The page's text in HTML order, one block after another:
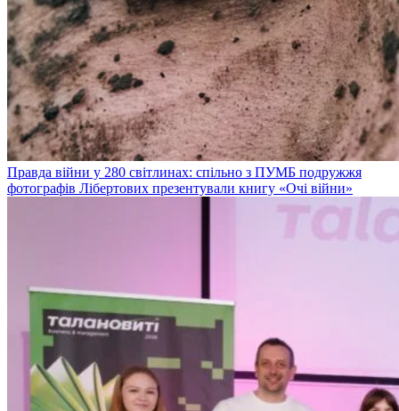
Правда війни у 280 світлинах: спільно з ПУМБ подружжя
фотографів Лібертових презентували книгу «Очі війни»